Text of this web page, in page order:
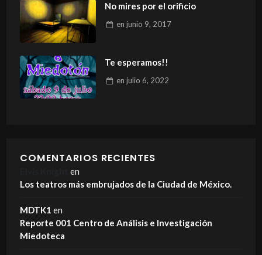
No mires por el orificio
en junio 9, 2017
Te esperamos!!
en julio 6, 2022
COMENTARIOS RECIENTES
en
Los teatros más embrujados de la Ciudad de México.
MDTK1 en
Reporte 001 Centro de Análisis e Investigación
Miedoteca